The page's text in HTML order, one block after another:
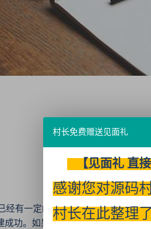
一定的难度，如果企业方不介意
功。如果想仅仅使用核心品牌词
村长免费赠送见面礼
【见面礼 直
感谢您对源码
村长在此整理